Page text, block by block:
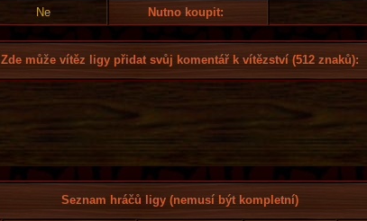
Ne Nutno koupit:
Zde může vítěz ligy přidat svůj komentář k vítězství (512 znaků):
Seznam hráčů ligy (nemusí být kompletní)